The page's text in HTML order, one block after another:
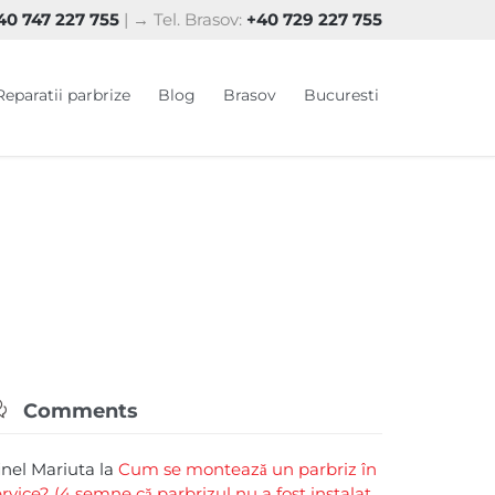
747 227 755 | → Tel. Brasov: +40 729 227 755
parbrize Blog Brasov Bucuresti
Comments
Mariuta la Cum se montează un parbriz în